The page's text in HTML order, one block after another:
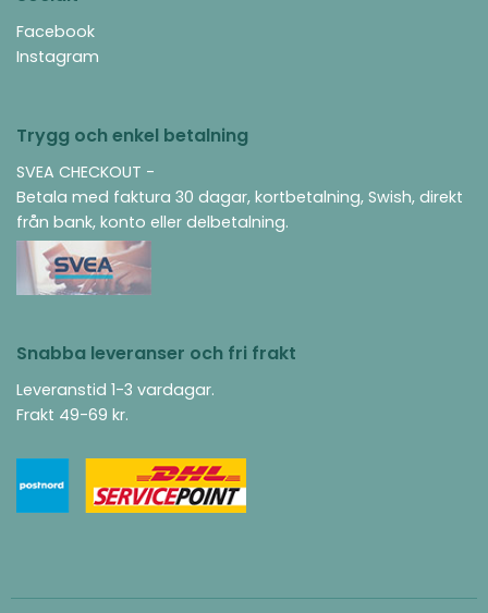
Facebook
Instagram
Trygg och enkel betalning
SVEA CHECKOUT -
Betala med faktura 30 dagar, kortbetalning, Swish, direkt
från bank, konto eller delbetalning.
Snabba leveranser och fri frakt
Leveranstid 1-3 vardagar.
Frakt 49-69 kr.